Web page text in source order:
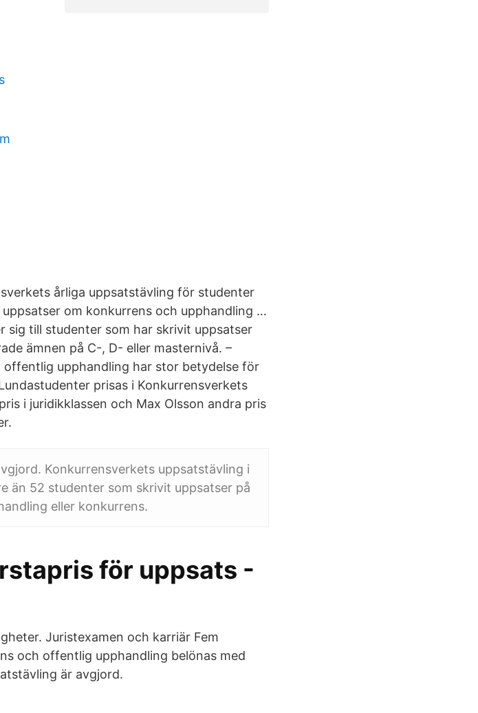
årliga uppsatstävling för studenter
om konkurrens och upphandling …
sig till studenter som har skrivit uppsatser
ämnen på C-, D- eller masternivå. –
upphandling har stor betydelse för
prisas i Konkurrensverkets
i juridikklassen och Max Olsson andra pris
Konkurrensverkets uppsatstävling i
än 52 studenter som skrivit uppsatser på
eller konkurrens.
för uppsats -
Juristexamen och karriär Fem
och offentlig upphandling belönas med
är avgjord.